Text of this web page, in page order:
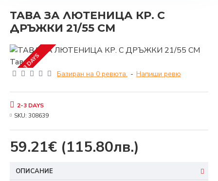
TAВА ЗА ЛЮТЕНИЦА КР. С
ДРЪЖКИ 21/55 СМ
2-3 DAYS Базиран на 0 ревюта. - Напиши ревю
59.21€ (115.80лв.)
2-3 DAYS
SKU: 308639
ОПИСАНИЕ